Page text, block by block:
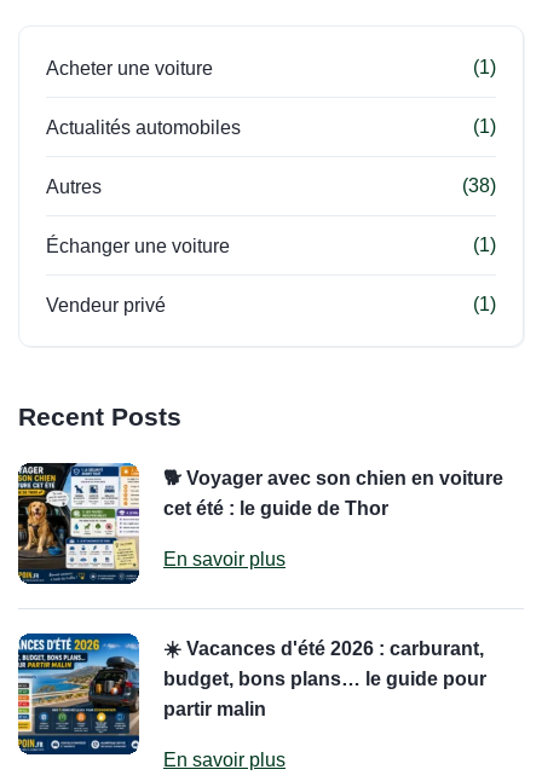
Acheter une voiture (1)
Actualités automobiles (1)
Autres (38)
Échanger une voiture (1)
Vendeur privé (1)
Recent Posts
🐕 Voyager avec son chien en voiture
cet été : le guide de Thor
En savoir plus
☀️ Vacances d'été 2026 : carburant,
budget, bons plans… le guide pour
partir malin
En savoir plus